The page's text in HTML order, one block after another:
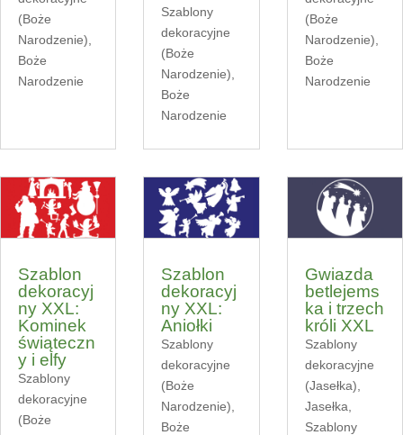
(Boże
Narodzenie)
Boże
Narodzenie
Szablony
dekoracyjne
(Boże
Narodzenie)
Boże
Narodzenie
(Boże
Narodzenie)
Boże
Narodzenie
Szablon
dekoracyj
ny XXL:
Kominek
świąteczn
y i elfy
Szablony
dekoracyjne
(Boże
Szablon
dekoracyj
ny XXL:
Aniołki
Szablony
dekoracyjne
(Boże
Narodzenie)
Boże
Gwiazda
betlejems
ka i trzech
króli XXL
Szablony
dekoracyjne
(Jasełka)
Jasełka
Szablony